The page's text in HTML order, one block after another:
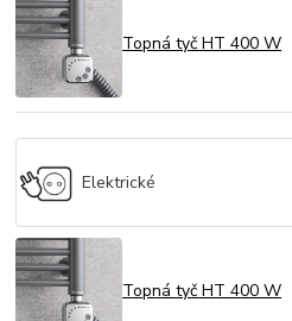
Topná tyč HT 400 W
Elektrické
Topná tyč HT 400 W